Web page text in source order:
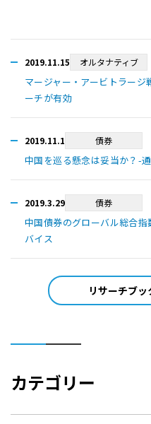
2019.11.15 オルタナティブ
マージャー・アービトラー
ーチが有効
2019.11.1 債券
中国を巡る懸念は妥当か？-
2019.3.29 債券
中国債券のグローバル総合
バイス
リサーチブ
カテゴリー